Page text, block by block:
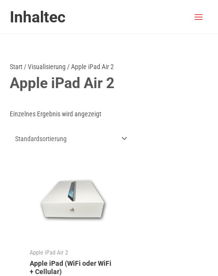
Inhaltec
Start /Visualisierung / Apple iPad Air 2
Apple iPad Air 2
Einzelnes Ergebnis wird angezeigt
Apple iPad Air 2
Apple iPad (WiFi oder WiFi
+ Cellular)